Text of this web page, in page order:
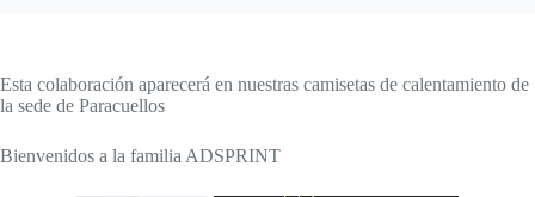
Esta colaboración aparecerá en nuestras camisetas de calentamiento de
la sede de Paracuellos
Bienvenidos a la familia ADSPRINT